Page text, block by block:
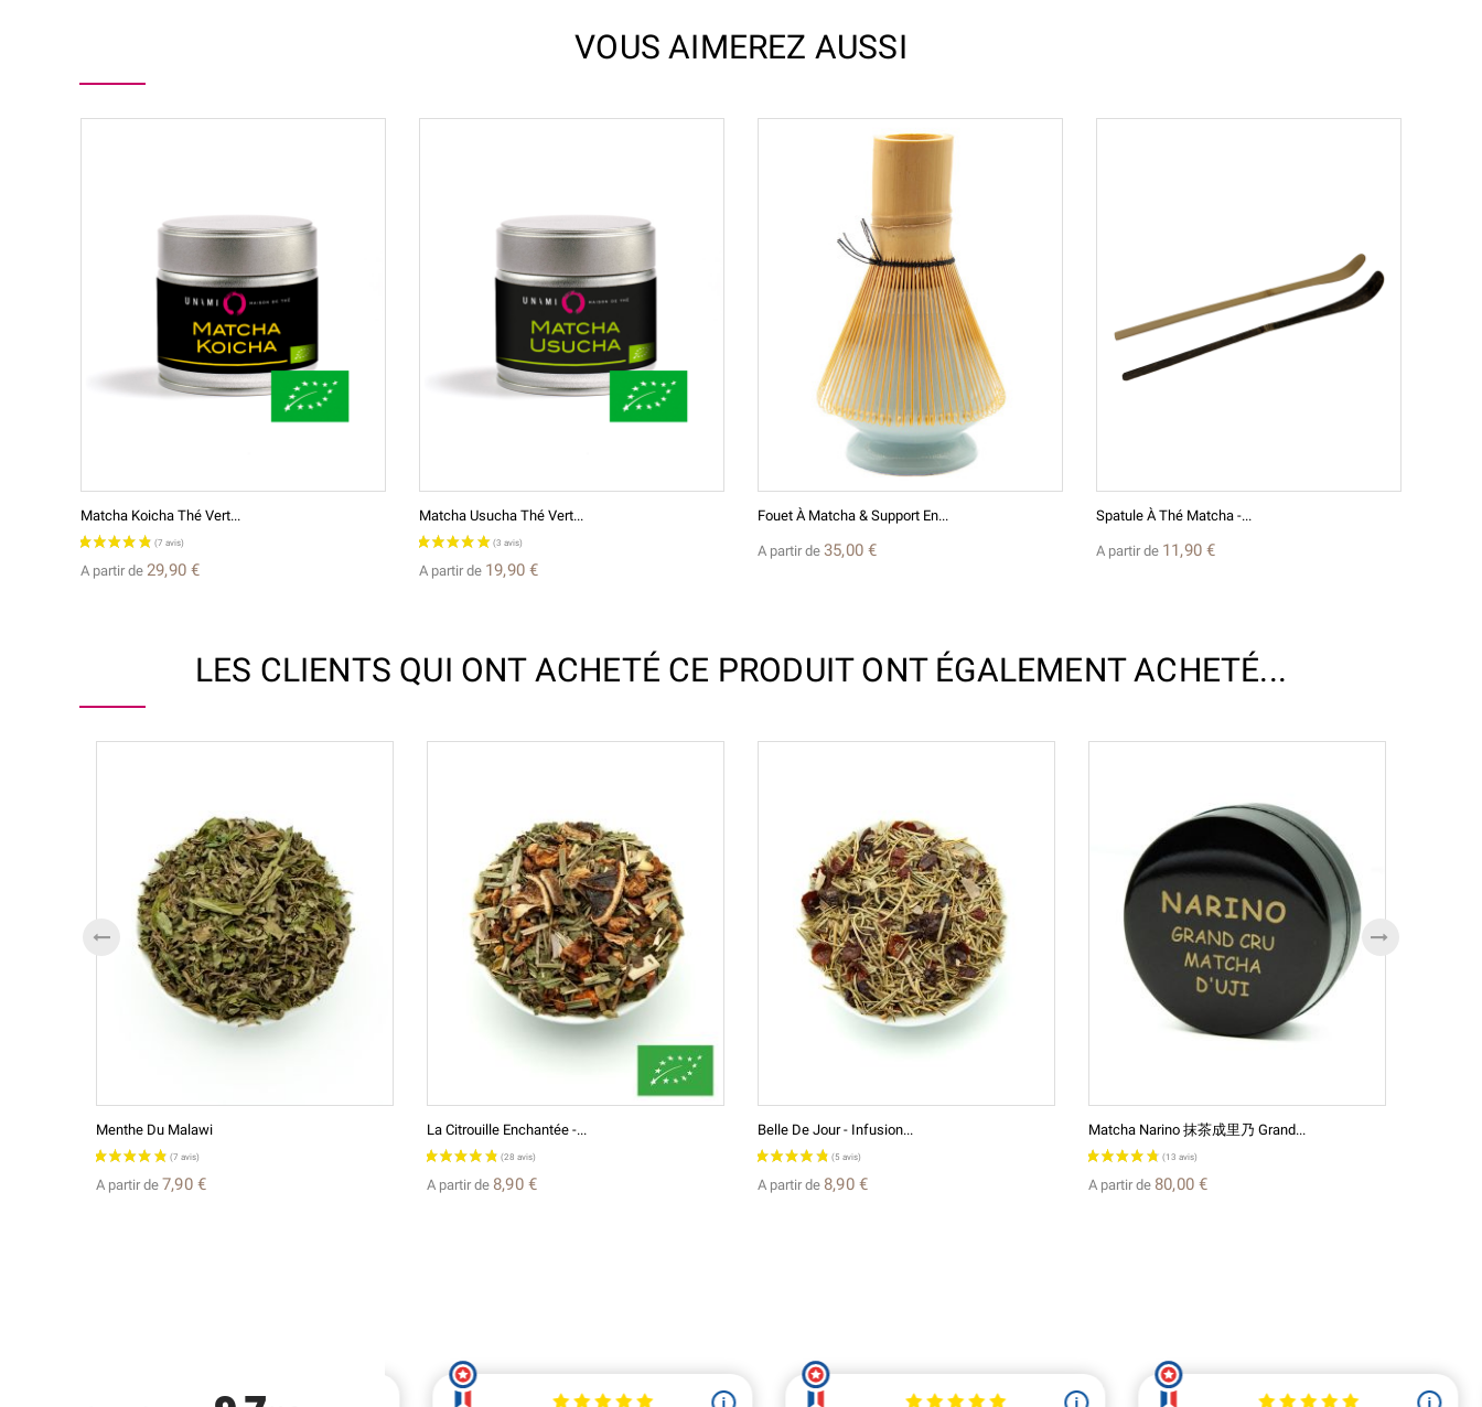
VOUS AIMEREZ AUSSI
Matcha Koicha Thé Vert...
A partir de 29,90 €
Matcha Usucha Thé Vert...
A partir de 19,90 €
Fouet À Matcha & Support En...
A partir de 35,00 €
Spatule À Thé Matcha -...
A partir de 11,90 €
LES CLIENTS QUI ONT ACHETÉ CE PRODUIT ONT ÉGALEMENT ACHETÉ...
Menthe Du Malawi
A partir de 7,90 €
La Citrouille Enchantée -...
A partir de 8,90 €
Belle De Jour - Infusion...
A partir de 8,90 €
Matcha Narino 抹茶成里乃 Grand...
A partir de 80,00 €